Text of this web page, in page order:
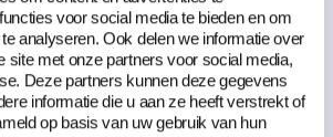
voor social media te bieden en om
analyseren. Ook delen we informatie over
site met onze partners voor social media,
Deze partners kunnen deze gegevens
informatie die u aan ze heeft verstrekt of
op basis van uw gebruik van hun
schrijven van pakkende teksten en
unieke contentideeën. Niet voor
studeert! Bij ons wil ze meer
diverse communicatietaken.